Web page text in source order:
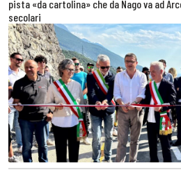
pista «da cartolina» che da Nago va ad
secolari